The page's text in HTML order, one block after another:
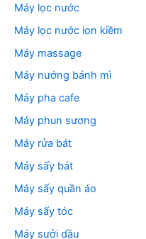
Máy lọc nước
Máy lọc nước ion kiềm
Máy massage
Máy nướng bánh mì
Máy pha cafe
Máy phun sương
Máy rửa bát
Máy sấy bát
Máy sấy quần áo
Máy sấy tóc
Máy sưởi dầu